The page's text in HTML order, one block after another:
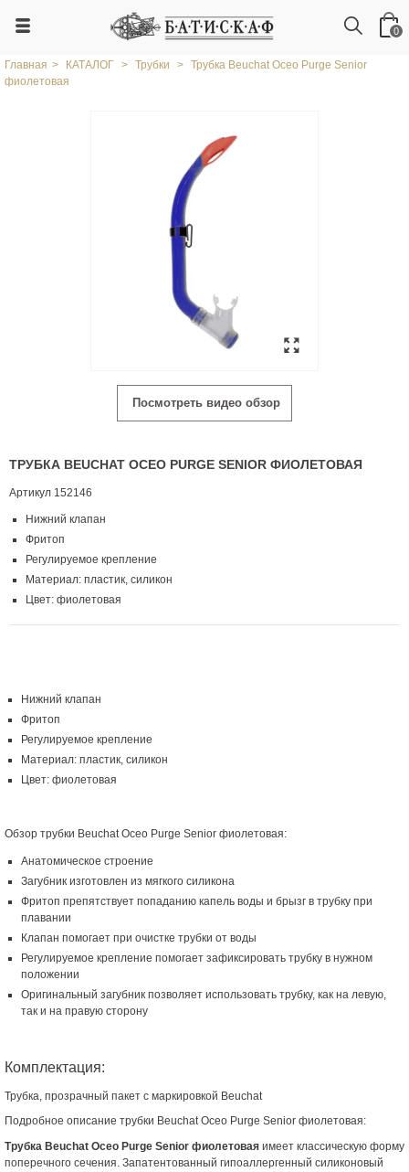
0
Главная > КАТАЛОГ > Трубки > Трубка Beuchat Oceo Purge Senior
фиолетовая
Посмотреть видео обзор
ТРУБКА BEUCHAT OCEO PURGE SENIOR ФИОЛЕТОВАЯ
Артикул 152146
Нижний клапан
Фритоп
Регулируемое крепление
Материал: пластик, силикон
Цвет: фиолетовая
Нижний клапан
Фритоп
Регулируемое крепление
Материал: пластик, силикон
Цвет: фиолетовая
Обзор трубки Beuchat Oceo Purge Senior фиолетовая:
Анатомическое строение
Загубник изготовлен из мягкого силикона
Фритоп препятствует попаданию капель воды и брызг в трубку при
плавании
Клапан помогает при очистке трубки от воды
Регулируемое крепление помогает зафиксировать трубку в нужном
положении
Оригинальный загубник позволяет использовать трубку, как на левую,
так и на правую сторону
Комплектация:
Трубка, прозрачный пакет с маркировкой Beuchat
Подробное описание трубки Beuchat Oceo Purge Senior фиолетовая:
Трубка Beuchat Oceo Purge Senior фиолетовая имеет классическую форму
поперечного сечения. Запатентованный гипоаллергенный силиконовый